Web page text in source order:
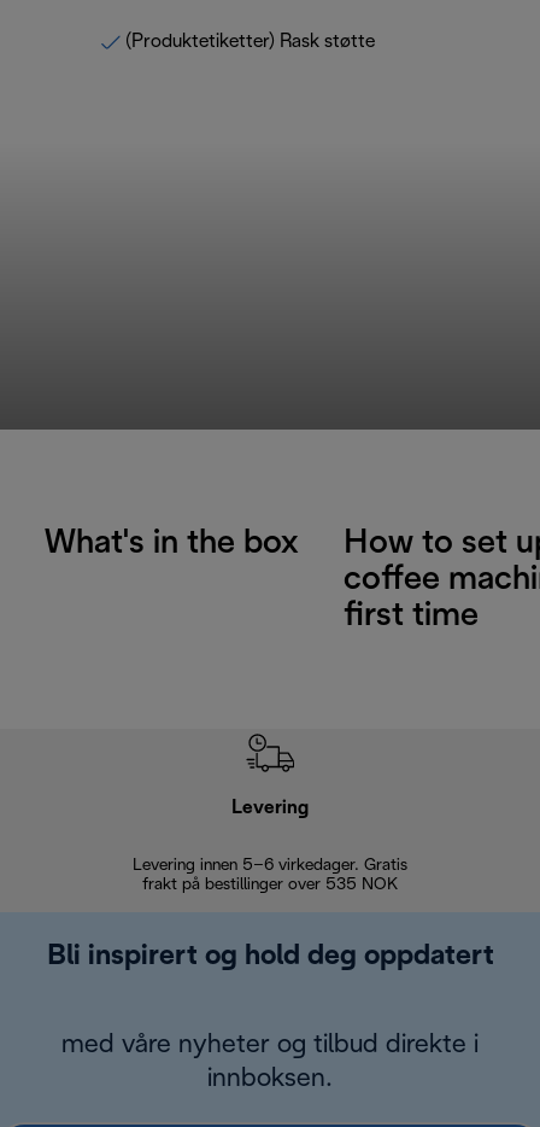
(Produktetiketter) Rask støtte
What's in the box
How to set
coffee
first time
Levering
Levering innen 5–6 virkedager. Gratis
frakt på bestillinger over 535 NOK
Bli inspirert og hold deg oppdatert
med våre nyheter og tilbud direkte i
innboksen.